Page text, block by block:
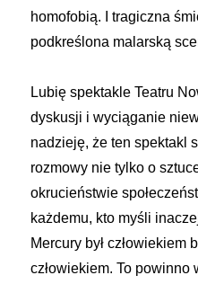
homofobią. I tragiczna
podkreślona malarską
Lubię spektakle Teatru
dyskusji i wyciąganie
nadzieję, że ten spektakl
rozmowy nie tylko o
okrucieństwie
każdemu, kto myśli
Mercury był człowiekiem
człowiekiem. To powinno